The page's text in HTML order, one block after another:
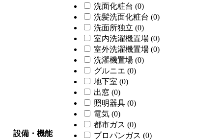
設備・機能
洗面化粧台 (0)
洗髪洗面化粧台 (0)
洗面所独立 (0)
室内洗濯機置場 (0)
室外洗濯機置場 (0)
洗濯機置場 (0)
グルニエ (0)
地下室 (0)
出窓 (0)
照明器具 (0)
電気 (0)
都市ガス (0)
プロパンガス (0)